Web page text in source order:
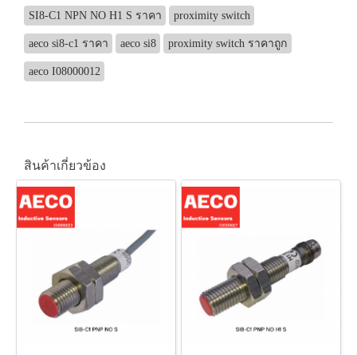
SI8-C1 NPN NO H1 S ราคา proximity switch
aeco si8-c1 ราคา aeco si8 proximity switch ราคาถูก
aeco I08000012
สินค้าเกี่ยวข้อง